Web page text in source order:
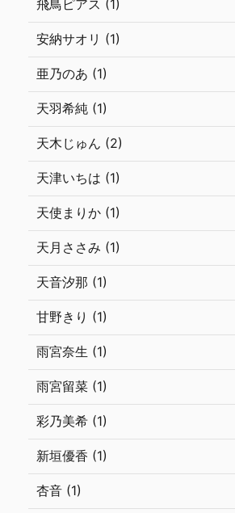
飛鳥ピアス (1)
安納サオリ (1)
亜乃のあ (1)
天羽希純 (1)
天木じゅん (2)
天津いちは (1)
天使まりか (1)
天月ささみ (1)
天音汐那 (1)
甘野きり (1)
雨宮奈生 (1)
雨宮留菜 (1)
彩乃美希 (1)
新垣優香 (1)
杏音 (1)